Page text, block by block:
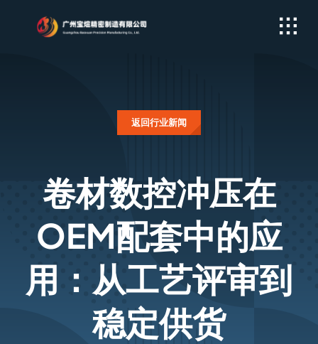
返回行业新闻
卷材数控冲压在
OEM配套中的应
用：从工艺评审到
稳定供货